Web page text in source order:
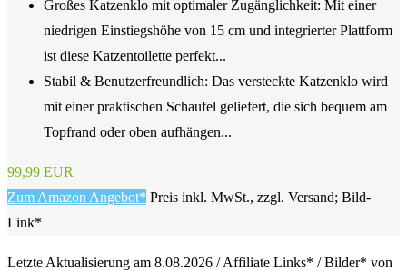
Großes Katzenklo mit optimaler Zugänglichkeit: Mit einer
niedrigen Einstiegshöhe von 15 cm und integrierter Plattform
ist diese Katzentoilette perfekt...
Stabil & Benutzerfreundlich: Das versteckte Katzenklo wird
mit einer praktischen Schaufel geliefert, die sich bequem am
Topfrand oder oben aufhängen...
99,99 EUR
Zum Amazon Angebot* Preis inkl. MwSt., zzgl. Versand; Bild-
Link*
Letzte Aktualisierung am 8.08.2026 / Affiliate Links* / Bilder* von